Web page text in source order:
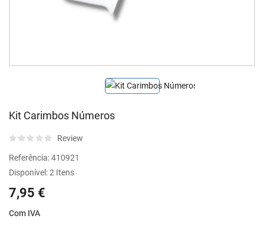
Kit Carimbos Números
Review
Referência:410921
Disponível:2 Itens
7,95 €
Com IVA